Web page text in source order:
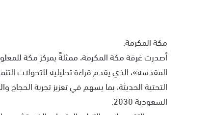
مكة المكرمة:
أصدرت غرفة مكة المكرمة، ممثلةً بمركز مكة
المقدسة»، الذي يقدم قراءة تحليلية للتحولات
التحتية الحديثة، بما يسهم في تعزيز تجربة
السعودية 2030.